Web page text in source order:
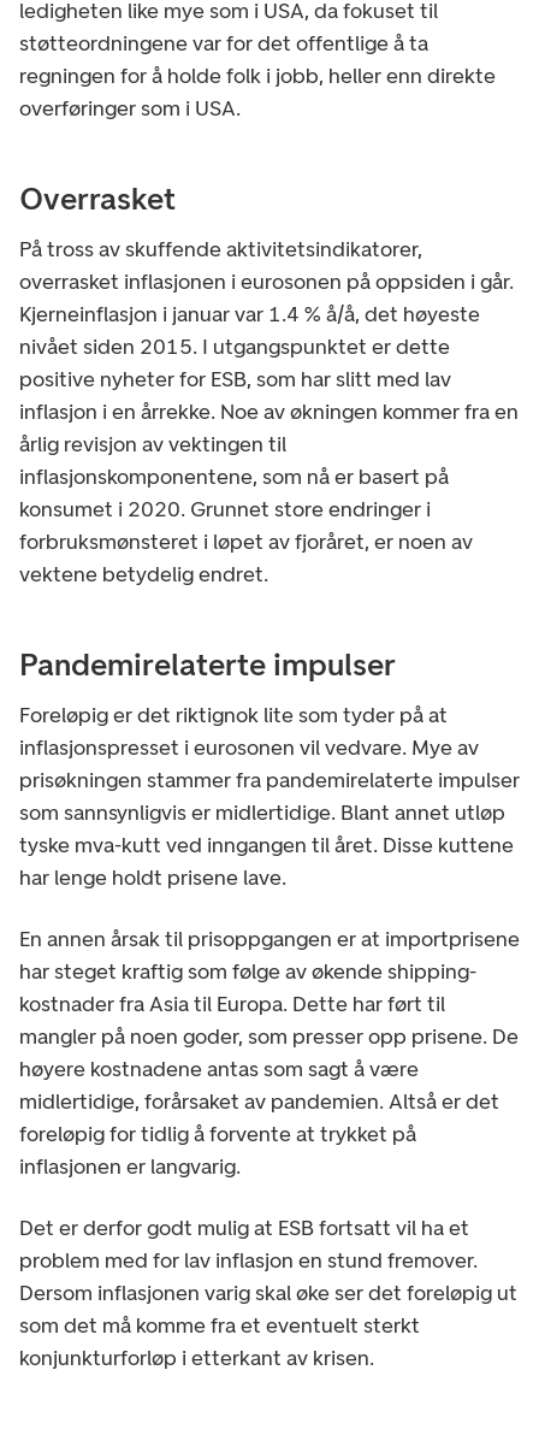
ledigheten like mye som i USA, da fokuset til
støtteordningene var for det offentlige å ta
regningen for å holde folk i jobb, heller enn direkte
overføringer som i USA.
Overrasket
På tross av skuffende aktivitetsindikatorer,
overrasket inflasjonen i eurosonen på oppsiden i går.
Kjerneinflasjon i januar var 1.4 % å/å, det høyeste
nivået siden 2015. I utgangspunktet er dette
positive nyheter for ESB, som har slitt med lav
inflasjon i en årrekke. Noe av økningen kommer fra en
årlig revisjon av vektingen til
inflasjonskomponentene, som nå er basert på
konsumet i 2020. Grunnet store endringer i
forbruksmønsteret i løpet av fjoråret, er noen av
vektene betydelig endret.
Pandemirelaterte impulser
Foreløpig er det riktignok lite som tyder på at
inflasjonspresset i eurosonen vil vedvare. Mye av
prisøkningen stammer fra pandemirelaterte impulser
som sannsynligvis er midlertidige. Blant annet utløp
tyske mva-kutt ved inngangen til året. Disse kuttene
har lenge holdt prisene lave.
En annen årsak til prisoppgangen er at importprisene
har steget kraftig som følge av økende shipping-
kostnader fra Asia til Europa. Dette har ført til
mangler på noen goder, som presser opp prisene. De
høyere kostnadene antas som sagt å være
midlertidige, forårsaket av pandemien. Altså er det
foreløpig for tidlig å forvente at trykket på
inflasjonen er langvarig.
Det er derfor godt mulig at ESB fortsatt vil ha et
problem med for lav inflasjon en stund fremover.
Dersom inflasjonen varig skal øke ser det foreløpig ut
som det må komme fra et eventuelt sterkt
konjunkturforløp i etterkant av krisen.